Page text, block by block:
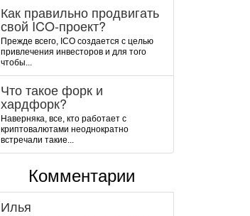
Как правильно продвигать
свой ICO-проект?
Прежде всего, ICO создается с целью
привлечения инвесторов и для того
чтобы...
Что такое форк и
хардфорк?
Наверняка, все, кто работает с
криптовалютами неоднократно
встречали такие...
Комментарии
Илья